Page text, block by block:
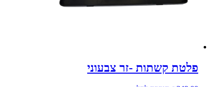
פלטת קשתות -זר צבעוני